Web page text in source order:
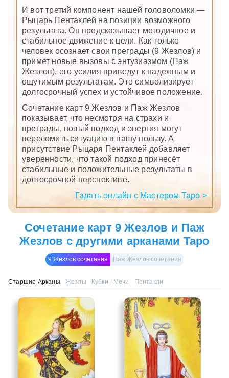
И вот третий компонент нашей головоломки —
Рыцарь Пентаклей на позиции возможного
результата. Он предсказывает методичное и
стабильное движение к цели. Как только
человек осознает свои преграды (9 Жезлов) и
примет новые вызовы с энтузиазмом (Паж
Жезлов), его усилия приведут к надежным и
ощутимым результатам. Это символизирует
долгосрочный успех и устойчивое положение.
Сочетание карт 9 Жезлов и Паж Жезлов
показывает, что несмотря на страхи и
преграды, новый подход и энергия могут
переломить ситуацию в вашу пользу. А
присутствие Рыцаря Пентаклей добавляет
уверенности, что такой подход принесёт
стабильные и положительные результаты в
долгосрочной перспективе.
Гадать онлайн с Мастером Таро >
Сочетание карт 9 Жезлов и Паж
Жезлов с другими арканами Таро
9 Жезлов сочетания Паж Жезлов сочетания
Старшие Арканы Жезлы Кубки Мечи Пентакли